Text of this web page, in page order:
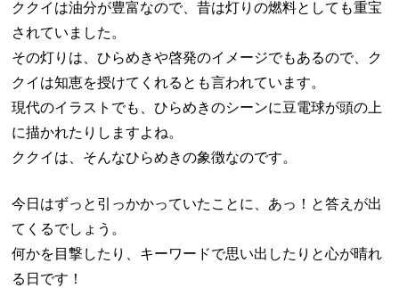
ククイは油分が豊富なので、昔は灯りの燃料としても重宝
されていました。
その灯りは、ひらめきや啓発のイメージでもあるので、ク
クイは知恵を授けてくれるとも言われています。
現代のイラストでも、ひらめきのシーンに豆電球が頭の上
に描かれたりしますよね。
ククイは、そんなひらめきの象徴なのです。
今日はずっと引っかかっていたことに、あっ！と答えが出
てくるでしょう。
何かを目撃したり、キーワードで思い出したりと心が晴れ
る日です！